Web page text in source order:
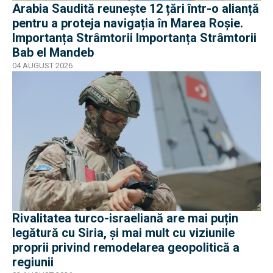
Arabia Saudită reunește 12 țări într-o alianță
pentru a proteja navigația în Marea Roșie.
Importanța Strâmtorii Importanța Strâmtorii
Bab el Mandeb
04 AUGUST 2026
Rivalitatea turco-israeliană are mai puțin
legătură cu Siria, și mai mult cu viziunile
proprii privind remodelarea geopolitică a
regiunii